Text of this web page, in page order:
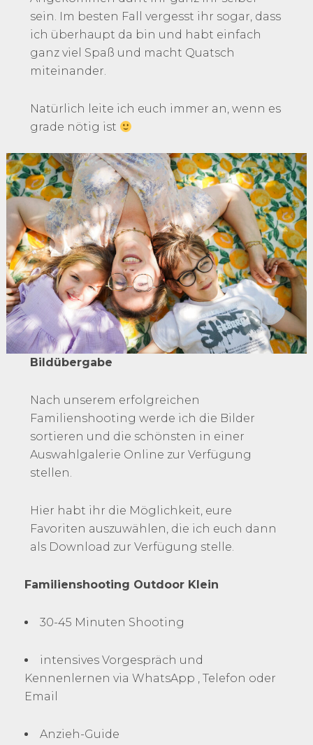
sein. Im besten Fall vergesst ihr sogar, dass
ich überhaupt da bin und habt einfach
ganz viel Spaß und macht Quatsch
miteinander.
Natürlich leite ich euch immer an, wenn es
grade nötig ist
Bildübergabe
Nach unserem erfolgreichen
Familienshooting werde ich die Bilder
sortieren und die schönsten in einer
Auswahlgalerie Online zur Verfügung
stellen.
Hier habt ihr die Möglichkeit, eure
Favoriten auszuwählen, die ich euch dann
als Download zur Verfügung stelle.
Familienshooting Outdoor Klein
30-45 Minuten Shooting
intensives Vorgespräch und
Kennenlernen via WhatsApp , Telefon oder
Email
Anzieh-Guide